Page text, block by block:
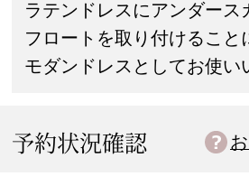
ラテンドレスにアンダース
フロートを取り付けること
モダンドレスとしてお使い
予約状況確認